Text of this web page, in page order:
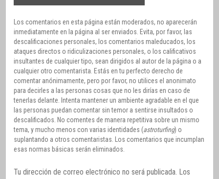
Los comentarios en esta página están moderados, no aparecerán
inmediatamente en la página al ser enviados. Evita, por favor, las
descalificaciones personales, los comentarios maleducados, los
ataques directos o ridiculizaciones personales, o los calificativos
insultantes de cualquier tipo, sean dirigidos al autor de la página o a
cualquier otro comentarista. Estás en tu perfecto derecho de
comentar anónimamente, pero por favor, no utilices el anonimato
para decirles a las personas cosas que no les dirías en caso de
tenerlas delante. Intenta mantener un ambiente agradable en el que
las personas puedan comentar sin temor a sentirse insultados o
descalificados. No comentes de manera repetitiva sobre un mismo
tema, y mucho menos con varias identidades (astroturfing) o
suplantando a otros comentaristas. Los comentarios que incumplan
esas normas básicas serán eliminados.
Tu dirección de correo electrónico no será publicada. Los